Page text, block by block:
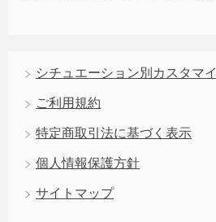
シチュエーション別カスタマ
ご利用規約
特定商取引法に基づく表示
個人情報保護方針
サイトマップ